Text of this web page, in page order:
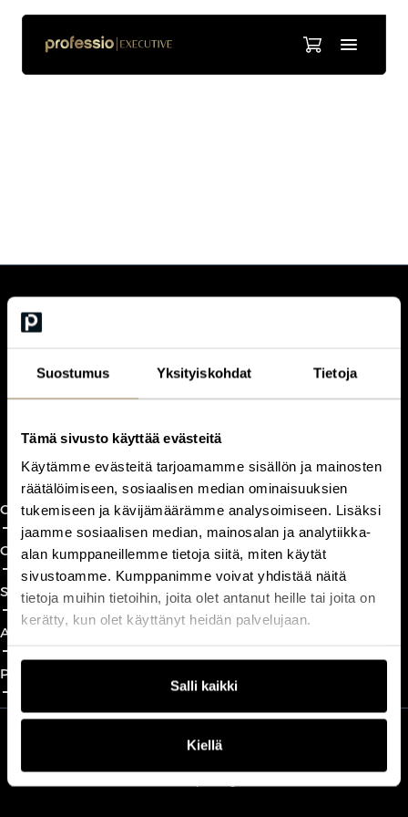
Suostumus Yksityiskohdat Tietoja
Tämä sivusto käyttää evästeitä
Käytämme evästeitä tarjoamamme sisällön ja mainosten
räätälöimiseen, sosiaalisen median ominaisuuksien
tukemiseen ja kävijämäärämme analysoimiseen. Lisäksi
jaamme sosiaalisen median, mainosalan ja analytiikka-
alan kumppaneillemme tietoja siitä, miten käytät
sivustoamme. Kumppanimme voivat yhdistää näitä
tietoja muihin tietoihin, joita olet antanut heille tai joita on
kerätty, kun olet käyttänyt heidän palvelujaan.
Salli kaikki
Kiellä
CUSTOMERCARE
Keilaranta 1 A, 02150 Espoo
Book a call
CxO Circles
add_2 close
CxO Academy
add_2close
Solutions
add_2 close
About
add_2
Partnership
add_2